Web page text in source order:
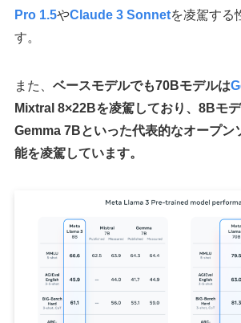
Pro 1.5やClaude 3 Sonnetを凌駕する
す。
また、 ベースモデルでも70Bモデルは
Mixtral 8×22Bを凌駕しており、8Bモ
Gemma 7Bといった代表的なオープン
能を凌駕しています。